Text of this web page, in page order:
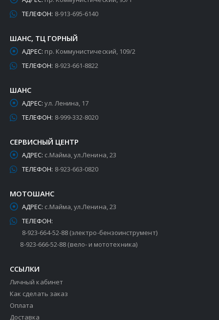
ТЕЛЕФОН: 8-913-695-6140
ШАНС, ТЦ ГОРНЫЙ
АДРЕС: пр. Коммунистический, 109/2
ТЕЛЕФОН: 8-923-661-8822
ШАНС
АДРЕС: ул. Ленина, 17
ТЕЛЕФОН: 8-999-332-8020
СЕРВИСНЫЙ ЦЕНТР
АДРЕС: с.Майма, ул.Ленина, 23
ТЕЛЕФОН: 8-923-663-0820
МОТОШАНС
АДРЕС: с.Майма, ул.Ленина, 23
ТЕЛЕФОН:
8-923-664-52-88 (электро-бензоинструмент)
8-923-666-52-88 (вело- и мототехника)
ССЫЛКИ
Личный кабинет
Как сделать заказ
Оплата
Доставка